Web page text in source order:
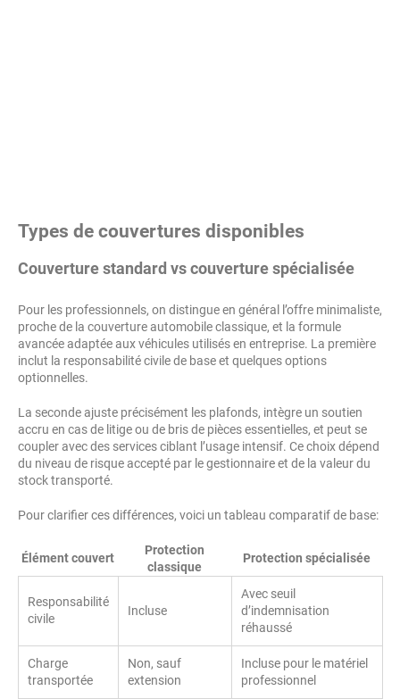
Types de couvertures disponibles
Couverture standard vs couverture spécialisée
Pour les professionnels, on distingue en général l’offre minimaliste,
proche de la couverture automobile classique, et la formule
avancée adaptée aux véhicules utilisés en entreprise. La première
inclut la responsabilité civile de base et quelques options
optionnelles.
La seconde ajuste précisément les plafonds, intègre un soutien
accru en cas de litige ou de bris de pièces essentielles, et peut se
coupler avec des services ciblant l’usage intensif. Ce choix dépend
du niveau de risque accepté par le gestionnaire et de la valeur du
stock transporté.
Pour clarifier ces différences, voici un tableau comparatif de base:
Élément couvert
Protection
classique
Protection spécialisée
Responsabilité
civile
Incluse
Avec seuil
d’indemnisation
réhaussé
Charge
transportée
Non, sauf
extension
Incluse pour le matériel
professionnel